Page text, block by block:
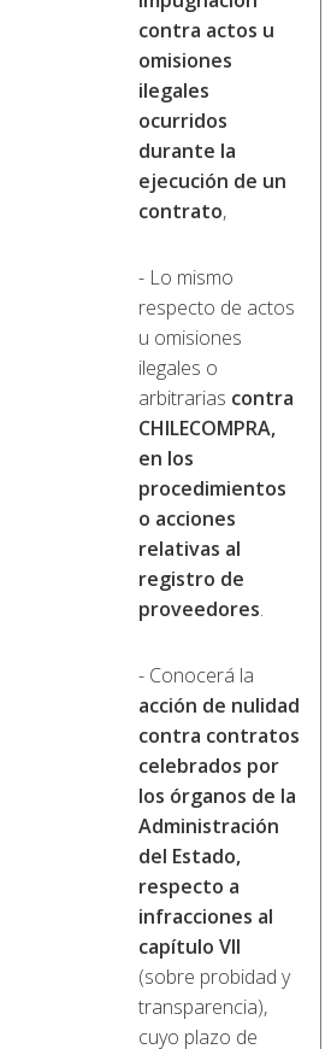
contra actos u
omisiones
ilegales
ocurridos
durante la
ejecución de un
contrato,
- Lo mismo
respecto de actos
u omisiones
ilegales o
arbitrarias contra
CHILECOMPRA,
en los
procedimientos
o acciones
relativas al
registro de
proveedores.
- Conocerá la
acción de nulidad
contra contratos
celebrados por
los órganos de la
Administración
del Estado,
respecto a
infracciones al
capítulo VII
(sobre probidad y
transparencia),
cuyo plazo de